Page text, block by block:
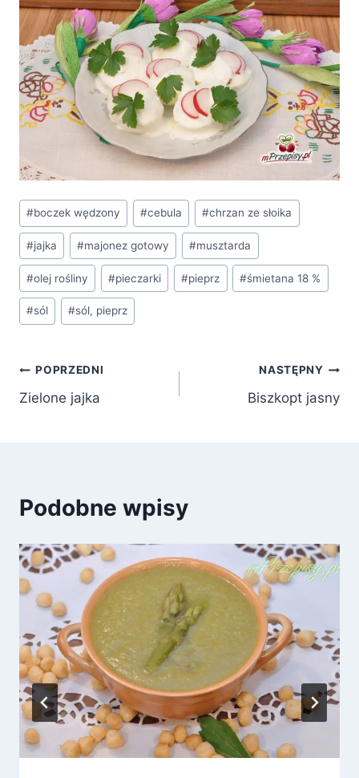
Tagi
wpisu:
#boczek wędzony #cebula #chrzan ze słoika
#jajka #majonez gotowy #musztarda
#olej rośliny #pieczarki #pieprz #śmietana 18 %
#sól #sól, pieprz
Nawigacja
wpisu
POPRZEDNI
Zielone jajka
NASTĘPNY
Biszkopt jasny
Podobne wpisy